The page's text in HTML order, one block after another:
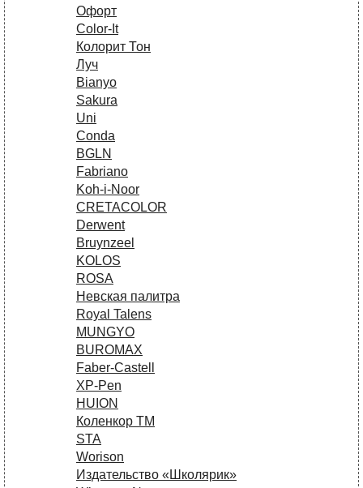
Офорт
Сolor-It
Колорит Тон
Луч
Bianyo
Sakura
Uni
Conda
BGLN
Fabriano
Koh-i-Noor
CRETACOLOR
Derwent
Bruynzeel
KOLOS
ROSA
Невская палитра
Royal Talens
MUNGYO
BUROMAX
Faber-Castell
XP-Pen
HUION
Коленкор ТМ
STA
Worison
Издательство «Школярик»